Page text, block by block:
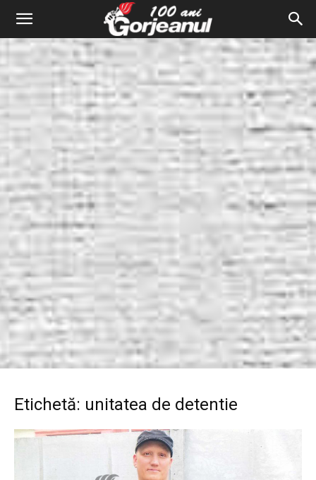
Etichetă: unitatea de detentie